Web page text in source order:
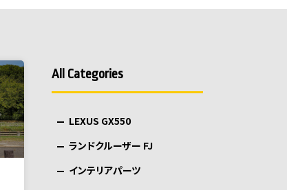
All Categories
LEXUS GX550
ランドクルーザー FJ
インテリアパーツ